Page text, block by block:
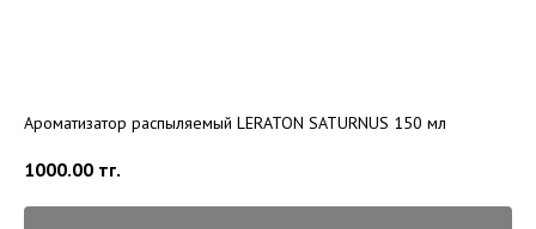
Ароматизатор распыляемый LERATON SATURNUS 150 мл
1000.00 тг.